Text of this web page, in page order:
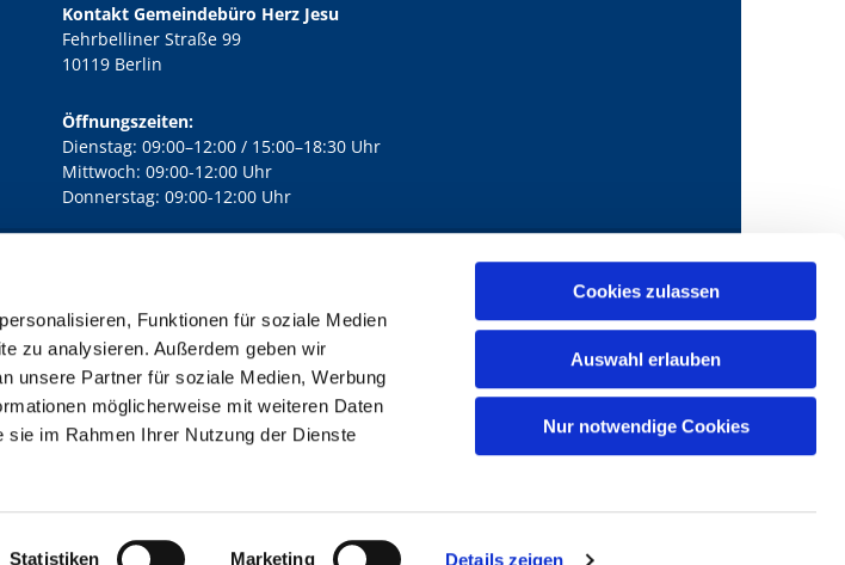
Funktionen für soziale Medien
zu analysieren. Außerdem geben wir
unsere Partner für soziale Medien, Werbung
möglicherweise mit weiteren Daten
im Rahmen Ihrer Nutzung der Dienste
Statistiken Marketing Details zeigen
Cookies zulassen
Auswahl erlauben
Nur notwendige Cookies
Kontakt Gemeindebüro Herz Jesu
Fehrbelliner Straße 99
10119 Berlin
Öffnungszeiten:
Dienstag: 09:00–12:00 / 15:00–18:30 Uhr
Mittwoch: 09:00-12:00 Uhr
Donnerstag: 09:00-12:00 Uhr
88C, 10965 Berlin mail@bernhard-lichtenberg.berlin
Impressum